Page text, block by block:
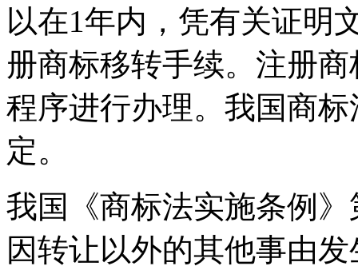
以在1年内，凭有关证明
册商标移转手续。注册
程序进行办理。我国商
定。
我国《商标法实施条例
因转让以外的其他事由